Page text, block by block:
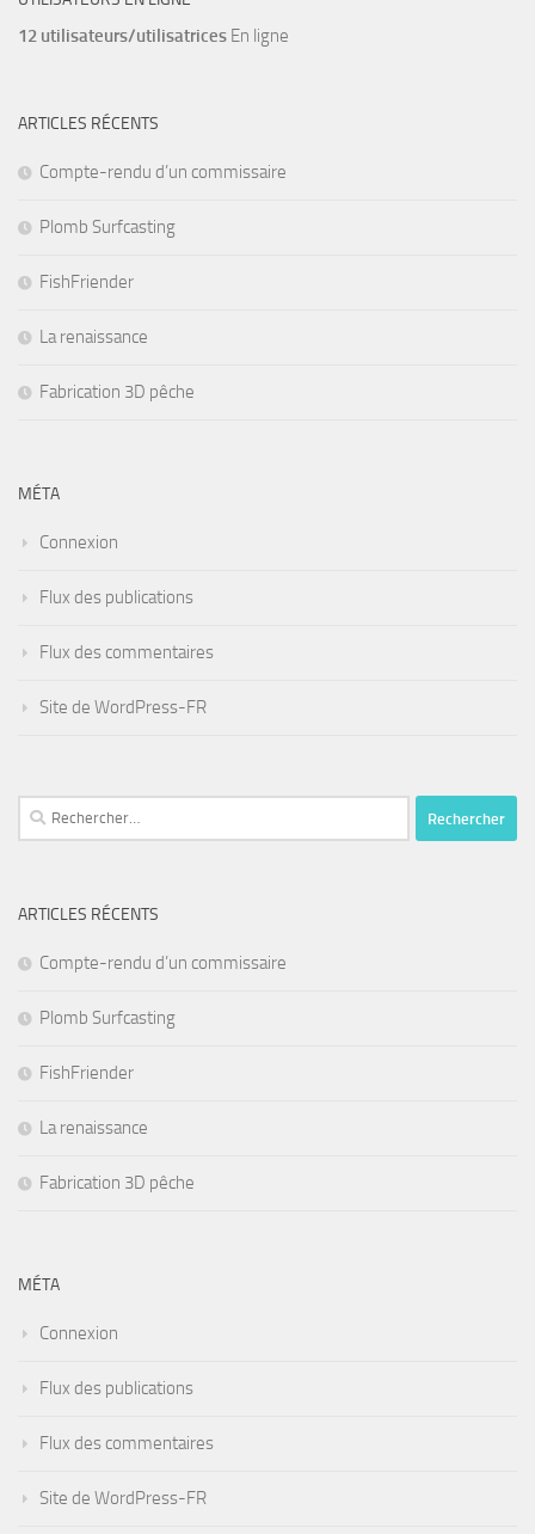
12 utilisateurs/utilisatrices En ligne
ARTICLES RÉCENTS
Compte-rendu d’un commissaire
Plomb Surfcasting
FishFriender
La renaissance
Fabrication 3D pêche
MÉTA
Connexion
Flux des publications
Flux des commentaires
Site de WordPress-FR
Rechercher :
ARTICLES RÉCENTS
Compte-rendu d’un commissaire
Plomb Surfcasting
FishFriender
La renaissance
Fabrication 3D pêche
MÉTA
Connexion
Flux des publications
Flux des commentaires
Site de WordPress-FR